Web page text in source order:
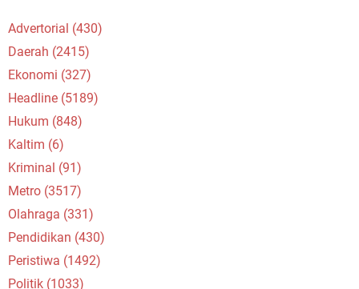
Advertorial (430)
Daerah (2415)
Ekonomi (327)
Headline (5189)
Hukum (848)
Kaltim (6)
Kriminal (91)
Metro (3517)
Olahraga (331)
Pendidikan (430)
Peristiwa (1492)
Politik (1033)